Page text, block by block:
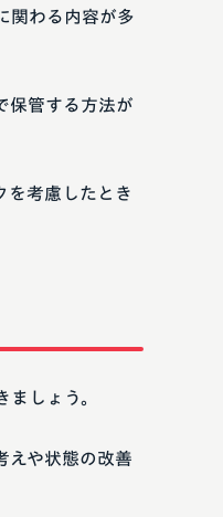
関わる内容が多
保管する方法が
を考慮したとき
しょう。
えや状態の改善